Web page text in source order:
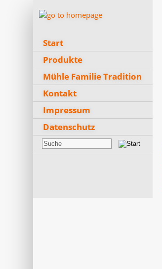
Start
Produkte
Mühle Familie Tradition
Kontakt
Impressum
Datenschutz